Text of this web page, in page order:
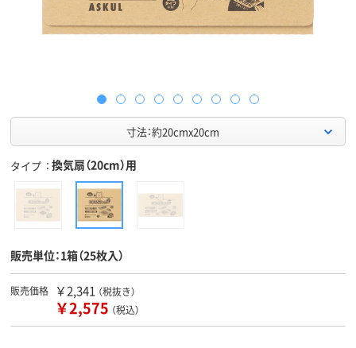
寸法：約20cmx20cm
タイプ 換気扇（20cm）用
販売単位：1箱（25枚入）
販売価格 ￥2,341 （税抜き）
￥2,575 （税込）